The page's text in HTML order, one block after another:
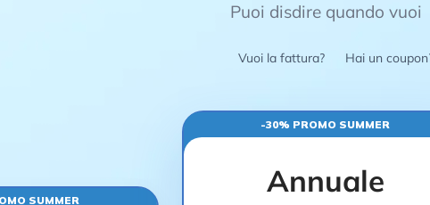
Puoi disdire quando vuoi
Vuoi la fattura? Hai un
SUMMER
-30% PROMO SUMMER
Annuale